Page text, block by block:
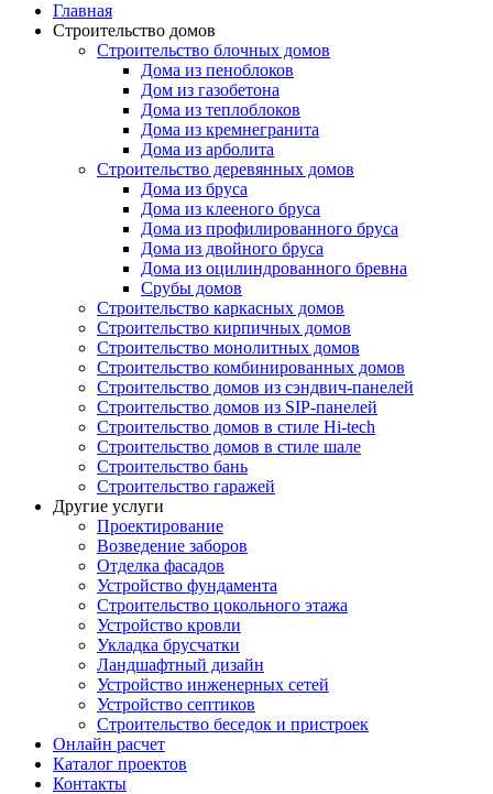
Главная
Строительство домов
Строительство блочных домов
Дома из пеноблоков
Дом из газобетона
Дома из теплоблоков
Дома из кремнегранита
Дома из арболита
Строительство деревянных домов
Дома из бруса
Дома из клееного бруса
Дома из профилированного бруса
Дома из двойного бруса
Дома из оцилиндрованного бревна
Срубы домов
Строительство каркасных домов
Строительство кирпичных домов
Строительство монолитных домов
Строительство комбинированных домов
Строительство домов из сэндвич-панелей
Строительство домов из SIP-панелей
Строительство домов в стиле Hi-tech
Строительство домов в стиле шале
Строительство бань
Строительство гаражей
Другие услуги
Проектирование
Возведение заборов
Отделка фасадов
Устройство фундамента
Строительство цокольного этажа
Устройство кровли
Укладка брусчатки
Ландшафтный дизайн
Устройство инженерных сетей
Устройство септиков
Строительство беседок и пристроек
Онлайн расчет
Каталог проектов
Контакты